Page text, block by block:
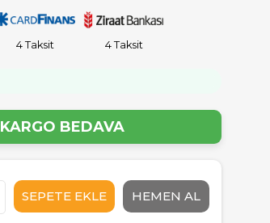
4 Taksit 4 Taksit
KARGO BEDAVA